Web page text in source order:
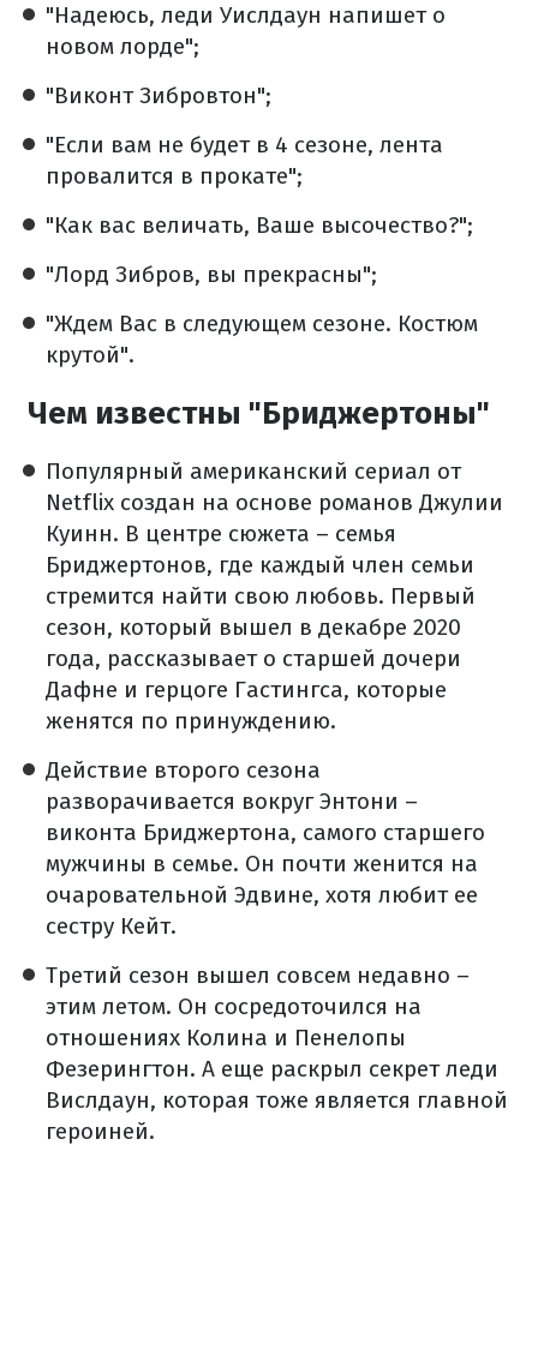
"Надеюсь, леди Уислдаун напишет о
новом лорде";
"Виконт Зибровтон";
"Если вам не будет в 4 сезоне, лента
провалится в прокате";
"Как вас величать, Ваше высочество?";
"Лорд Зибров, вы прекрасны";
"Ждем Вас в следующем сезоне. Костюм
крутой".
Чем известны "Бриджертоны"
Популярный американский сериал от
Netflix создан на основе романов Джулии
Куинн. В центре сюжета – семья
Бриджертонов, где каждый член семьи
стремится найти свою любовь. Первый
сезон, который вышел в декабре 2020
года, рассказывает о старшей дочери
Дафне и герцоге Гастингса, которые
женятся по принуждению.
Действие второго сезона
разворачивается вокруг Энтони –
виконта Бриджертона, самого старшего
мужчины в семье. Он почти женится на
очаровательной Эдвине, хотя любит ее
сестру Кейт.
Третий сезон вышел совсем недавно –
этим летом. Он сосредоточился на
отношениях Колина и Пенелопы
Фезерингтон. А еще раскрыл секрет леди
Вислдаун, которая тоже является главной
героиней.